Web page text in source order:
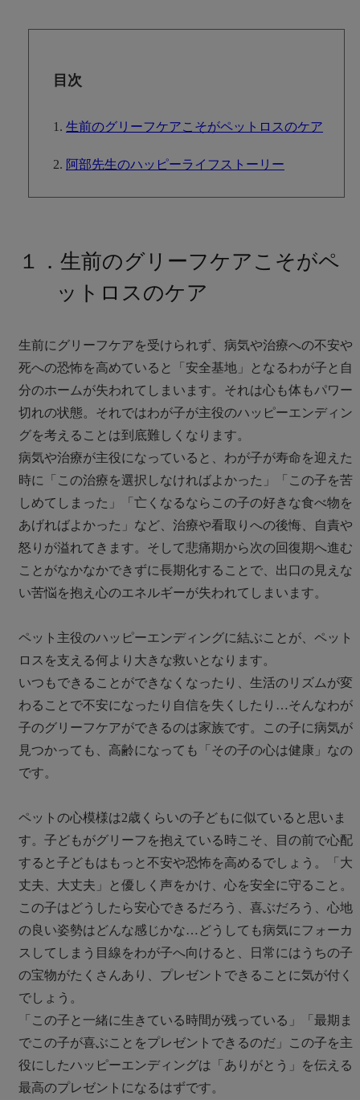
目次
生前のグリーフケアこそがペットロスのケア
阿部先生のハッピーライフストーリー
１．生前のグリーフケアこそがペ
ットロスのケア
生前にグリーフケアを受けられず、病気や治療への不安や
死への恐怖を高めていると「安全基地」となるわが子と自
分のホームが失われてしまいます。それは心も体もパワー
切れの状態。それではわが子が主役のハッピーエンディン
グを考えることは到底難しくなります。
病気や治療が主役になっていると、わが子が寿命を迎えた
時に「この治療を選択しなければよかった」「この子を苦
しめてしまった」「亡くなるならこの子の好きな食べ物を
あげればよかった」など、治療や看取りへの後悔、自責や
怒りが溢れてきます。そして悲痛期から次の回復期へ進む
ことがなかなかできずに長期化することで、出口の見えな
い苦悩を抱え心のエネルギーが失われてしまいます。
ペット主役のハッピーエンディングに結ぶことが、ペット
ロスを支える何より大きな救いとなります。
いつもできることができなくなったり、生活のリズムが変
わることで不安になったり自信を失くしたり…そんなわが
子のグリーフケアができるのは家族です。この子に病気が
見つかっても、高齢になっても「その子の心は健康」なの
です。
ペットの心模様は2歳くらいの子どもに似ていると思いま
す。子どもがグリーフを抱えている時こそ、目の前で心配
すると子どもはもっと不安や恐怖を高めるでしょう。「大
丈夫、大丈夫」と優しく声をかけ、心を安全に守ること。
この子はどうしたら安心できるだろう、喜ぶだろう、心地
の良い姿勢はどんな感じかな…どうしても病気にフォーカ
スしてしまう目線をわが子へ向けると、日常にはうちの子
の宝物がたくさんあり、プレゼントできることに気が付く
でしょう。
「この子と一緒に生きている時間が残っている」「最期ま
でこの子が喜ぶことをプレゼントできるのだ」この子を主
役にしたハッピーエンディングは「ありがとう」を伝える
最高のプレゼントになるはずです。